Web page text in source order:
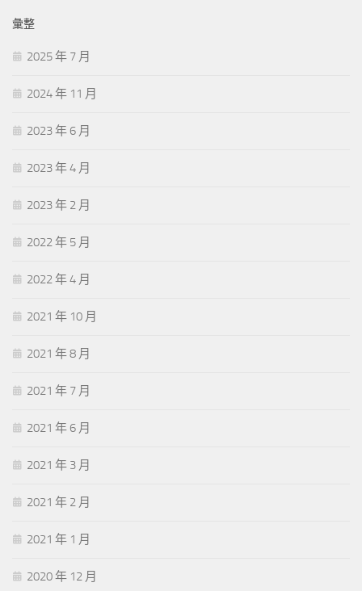
彙整
2025 年 7 月
2024 年 11 月
2023 年 6 月
2023 年 4 月
2023 年 2 月
2022 年 5 月
2022 年 4 月
2021 年 10 月
2021 年 8 月
2021 年 7 月
2021 年 6 月
2021 年 3 月
2021 年 2 月
2021 年 1 月
2020 年 12 月